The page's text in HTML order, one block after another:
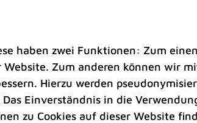
| Rathaus | Freizeit
haben zwei Funktionen: Zum
Zum anderen können wir
Hierzu werden
Einverständnis in die
zu Cookies auf dieser Website